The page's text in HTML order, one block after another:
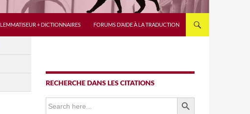
LEMMATISEUR + DICTIONNAIRES FORUMS D’AIDE À LA TRADUCTION
RECHERCHE DANS LES CITATIONS
Search
for:
SEARCH BUTTON